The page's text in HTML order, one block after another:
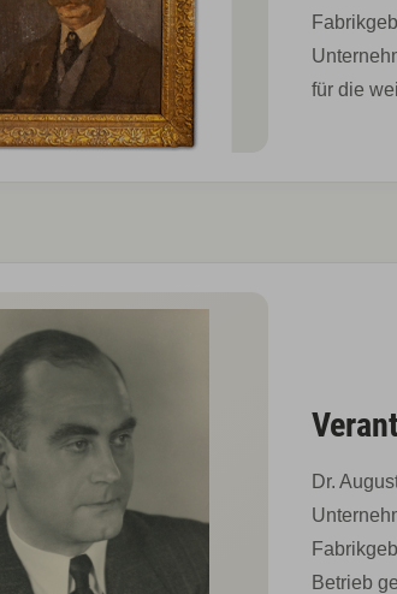
für die
Dr.
Betrieb